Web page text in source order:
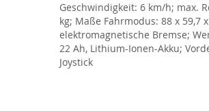
Geschwindigkeit: 6 km/h; max.
kg; Maße Fahrmodus: 88 x 59,7
elektromagnetische Bremse;
22 Ah, Lithium-Ionen-Akku;
Joystick